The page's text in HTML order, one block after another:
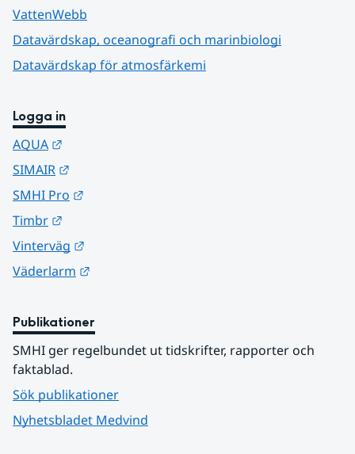
VattenWebb
Datavärdskap, oceanografi och marinbiologi
Datavärdskap för atmosfärkemi
Logga in
AQUA
SIMAIR
SMHI Pro
Timbr
Vinterväg
Väderlarm
Publikationer
SMHI ger regelbundet ut tidskrifter, rapporter och
faktablad.
Sök publikationer
Nyhetsbladet Medvind